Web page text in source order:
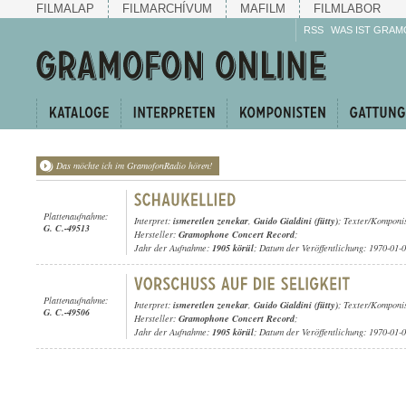
FILMALAP FILMARCHÍVUM MAFILM FILMLABOR
RSS WAS IST
Das möchte ich im GramofonRadio hören!
Plattenaufnahme:
G. C.-49513
Interpret: ismeretlen zenekar, Guido Gialdini (fütty); Texter/
Hersteller: Gramophone Concert Record;
Jahr der Aufnahme: 1905 körül; Datum der Veröffentlichung: 1970-01-
Plattenaufnahme:
G. C.-49506
Interpret: ismeretlen zenekar, Guido Gialdini (fütty); Texter/
Hersteller: Gramophone Concert Record;
Jahr der Aufnahme: 1905 körül; Datum der Veröffentlichung: 1970-01-